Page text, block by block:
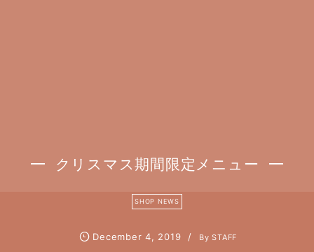
クリスマス期間限定メニュー
SHOP NEWS
December 4, 2019 BySTAFF